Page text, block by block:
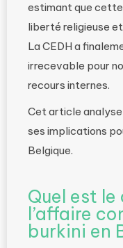
estimant que
liberté religieuse
La CEDH a
irrecevable pour
recours internes.
Cet article
ses implications
Belgique.
Quel est
l’affaire
burkini en